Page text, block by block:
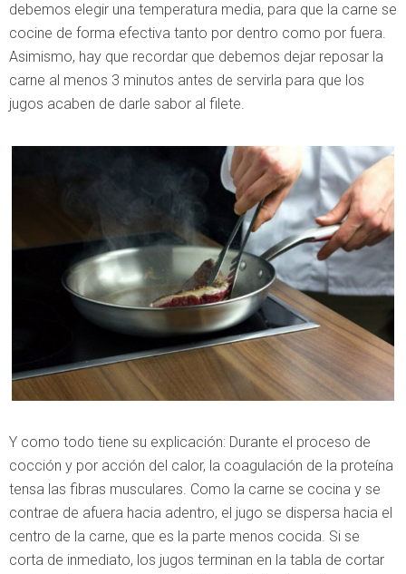
debemos elegir una temperatura media, para que la carne se
cocine de forma efectiva tanto por dentro como por fuera.
Asimismo, hay que recordar que debemos dejar reposar la
carne al menos 3 minutos antes de servirla para que los
jugos acaben de darle sabor al filete.
Y como todo tiene su explicación: Durante el proceso de
cocción y por acción del calor, la coagulación de la proteína
tensa las fibras musculares. Como la carne se cocina y se
contrae de afuera hacia adentro, el jugo se dispersa hacia el
centro de la carne, que es la parte menos cocida. Si se
corta de inmediato, los jugos terminan en la tabla de cortar